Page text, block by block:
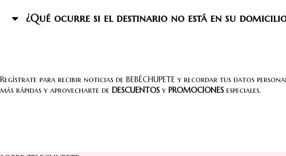
¿Qué ocurre si el destinario no está en su
Regístrate para recibir noticias de BEBÉCHUPETE y recordar tus datos
más rápidas y aprovecharte de DESCUENTOSy PROMOCIONESespeciales.